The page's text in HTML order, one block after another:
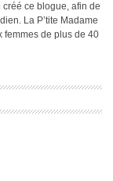
créé ce blogue, afin de
La P’tite Madame
femmes de plus de 40